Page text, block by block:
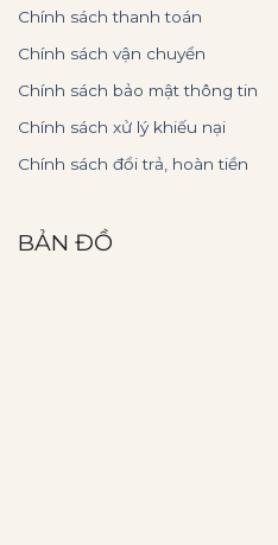
Chính sách thanh toán
Chính sách vận chuyển
Chính sách bảo mật thông tin
Chính sách xử lý khiếu nại
Chính sách đổi trả, hoàn tiền
BẢN ĐỒ